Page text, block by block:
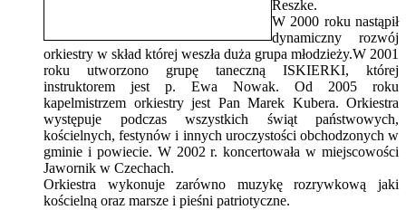
Reszke.
W 2000 roku nastąpił
dynamiczny rozwój
orkiestry w skład której weszła duża grupa młodzieży.W 2001
roku utworzono grupę taneczną ISKIERKI, której
instruktorem jest p. Ewa Nowak. Od 2005 roku
kapelmistrzem orkiestry jest Pan Marek Kubera. Orkiestra
występuje podczas wszystkich świąt państwowych,
kościelnych, festynów i innych uroczystości obchodzonych w
gminie i powiecie. W 2002 r. koncertowała w miejscowości
Jawornik w Czechach.
Orkiestra wykonuje zarówno muzykę rozrywkową jaki
kościelną oraz marsze i pieśni patriotyczne.